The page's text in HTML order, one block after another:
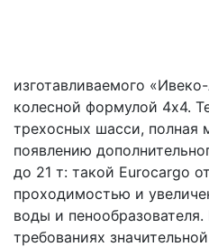
изготавливаемого
колесной формулой 4х4.
трехосных шасси, полная
появлению
до 21 т: такой Eurocargo
проходимостью и
воды и
требованиях